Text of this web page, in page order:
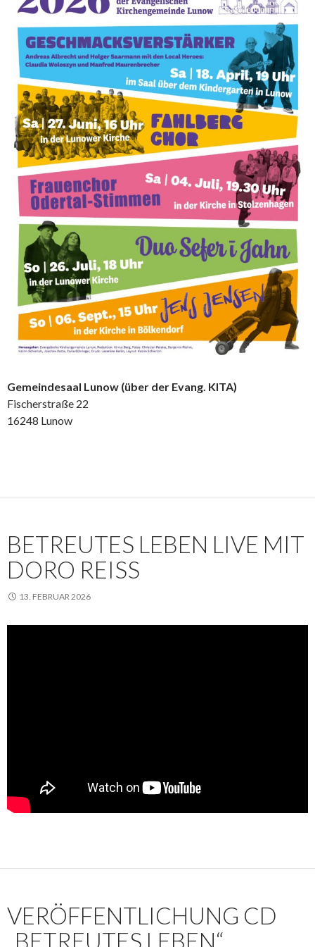
Gemeindesaal Lunow (über der Evang. KITA)
Fischerstraße 22
16248 Lunow
BETREUTES LEBEN LIVE MIT
DORO REISS
13. FEBRUAR 2026
VERÖFFENTLICHUNG CD
„BETREUTES LEBEN“